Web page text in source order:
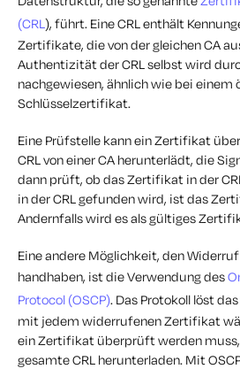
(CRL), führt. Eine CRL enthält
Zertifikate, die von der gleichen CA
Authentizität der CRL selbst wird
nachgewiesen, ähnlich wie bei
Schlüsselzertifikat.
Eine Prüfstelle kann ein Zertifikat
CRL von einer CA herunterlädt, die
dann prüft, ob das Zertifikat in der
in der CRL gefunden wird, ist das
Andernfalls wird es als gültiges
Eine andere Möglichkeit, den
handhaben, ist die Verwendung des
Protocol (OSCP). Das Protokoll löst
mit jedem widerrufenen Zertifikat
ein Zertifikat überprüft werden
gesamte CRL herunterladen. Mit